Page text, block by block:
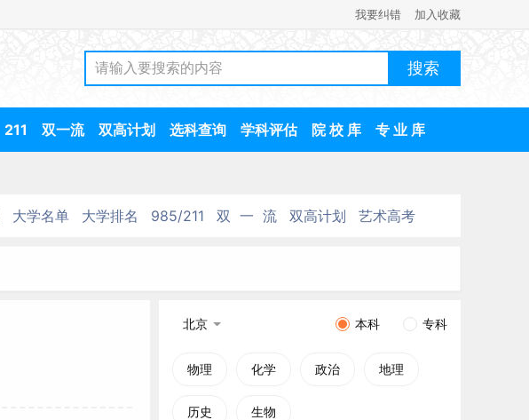
我要纠错 加入收藏
211 双一流 双高计划 选科查询 学科评估 院 校 库 专 业 库
大学名单 大学排名 985/211 双 一 流 双高计划 艺术高考
北京 本科 专科
物理 化学 政治 地理
历史 生物